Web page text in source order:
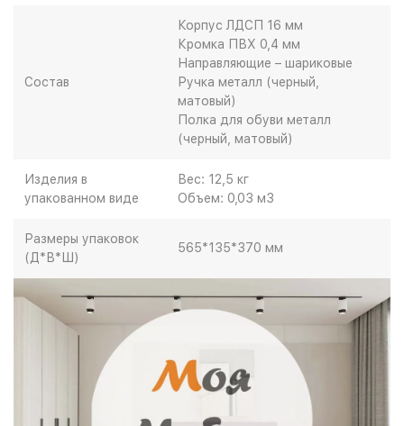
Состав
Корпус ЛДСП 16 мм
Кромка ПВХ 0,4 мм
Направляющие – шариковые
Ручка металл (черный,
матовый)
Полка для обуви металл
(черный, матовый)
Изделия в
упакованном виде
Вес: 12,5 кг
Объем: 0,03 м3
Размеры упаковок
(Д*В*Ш)
565*135*370 мм